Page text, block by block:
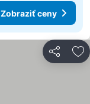
Zobraziť ceny
Zdieľať